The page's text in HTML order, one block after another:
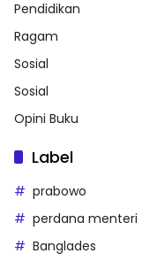
Pendidikan
Ragam
Sosial
Sosial
Opini Buku
Label
prabowo
perdana menteri
Banglades